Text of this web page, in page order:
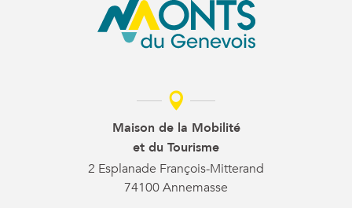
Maison de la Mobilité
et du Tourisme
2 Esplanade François-Mitterand
74100 Annemasse